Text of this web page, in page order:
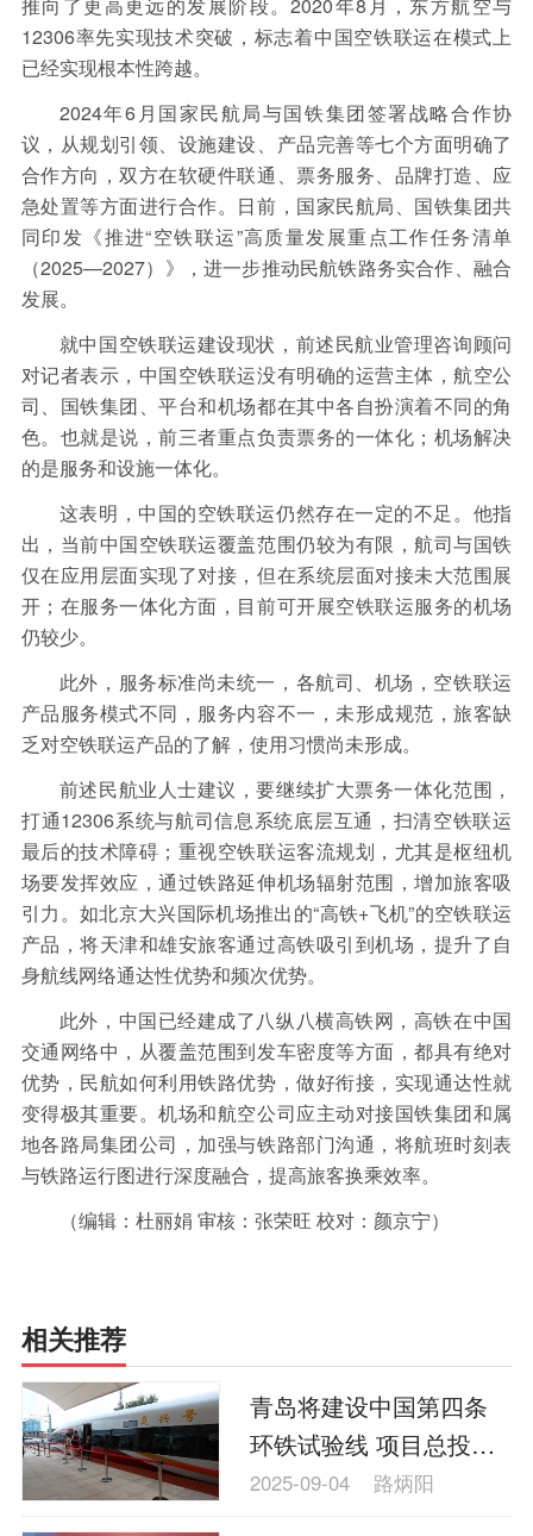
12306率先实现技术突破，标志着中国空铁联运在模式上
已经实现根本性跨越。
2024年6月国家民航局与国铁集团签署战略合作协
议，从规划引领、设施建设、产品完善等七个方面明确了
合作方向，双方在软硬件联通、票务服务、品牌打造、应
急处置等方面进行合作。日前，国家民航局、国铁集团共
同印发《推进“空铁联运”高质量发展重点工作任务清单
（2025—2027）》，进一步推动民航铁路务实合作、融合
发展。
就中国空铁联运建设现状，前述民航业管理咨询顾问
对记者表示，中国空铁联运没有明确的运营主体，航空公
司、国铁集团、平台和机场都在其中各自扮演着不同的角
色。也就是说，前三者重点负责票务的一体化；机场解决
的是服务和设施一体化。
这表明，中国的空铁联运仍然存在一定的不足。他指
出，当前中国空铁联运覆盖范围仍较为有限，航司与国铁
仅在应用层面实现了对接，但在系统层面对接未大范围展
开；在服务一体化方面，目前可开展空铁联运服务的机场
仍较少。
此外，服务标准尚未统一，各航司、机场，空铁联运
产品服务模式不同，服务内容不一，未形成规范，旅客缺
乏对空铁联运产品的了解，使用习惯尚未形成。
前述民航业人士建议，要继续扩大票务一体化范围，
打通12306系统与航司信息系统底层互通，扫清空铁联运
最后的技术障碍；重视空铁联运客流规划，尤其是枢纽机
场要发挥效应，通过铁路延伸机场辐射范围，增加旅客吸
引力。如北京大兴国际机场推出的“高铁+飞机”的空铁联运
产品，将天津和雄安旅客通过高铁吸引到机场，提升了自
身航线网络通达性优势和频次优势。
此外，中国已经建成了八纵八横高铁网，高铁在中国
交通网络中，从覆盖范围到发车密度等方面，都具有绝对
优势，民航如何利用铁路优势，做好衔接，实现通达性就
变得极其重要。机场和航空公司应主动对接国铁集团和属
地各路局集团公司，加强与铁路部门沟通，将航班时刻表
与铁路运行图进行深度融合，提高旅客换乘效率。
（编辑：杜丽娟 审核：张荣旺 校对：颜京宁）
相关推荐
青岛将建设中国第四条
环铁试验线 项目总投资
50亿元
2025-09-04 路炳阳